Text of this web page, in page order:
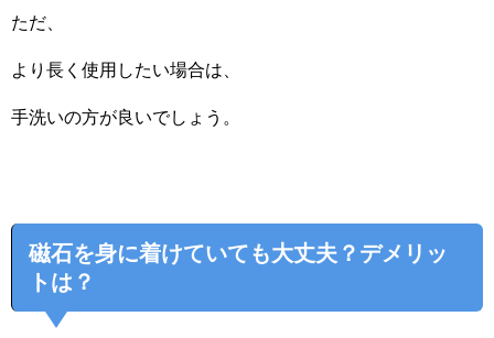
ただ、
より長く使用したい場合は、
手洗いの方が良いでしょう。
磁石を身に着けていても大丈夫？デメリッ
トは？